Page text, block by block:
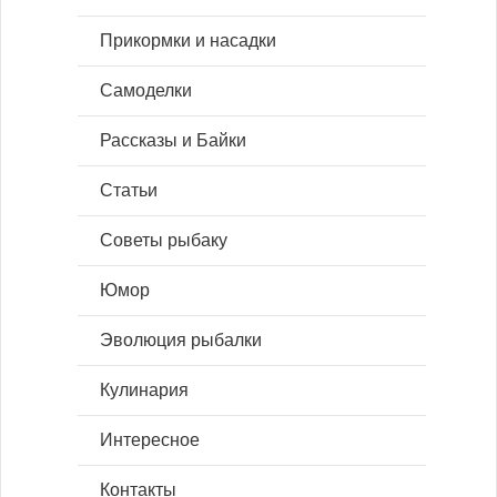
Прикормки и насадки
Самоделки
Рассказы и Байки
Статьи
Советы рыбаку
Юмор
Эволюция рыбалки
Кулинария
Интересное
Контакты